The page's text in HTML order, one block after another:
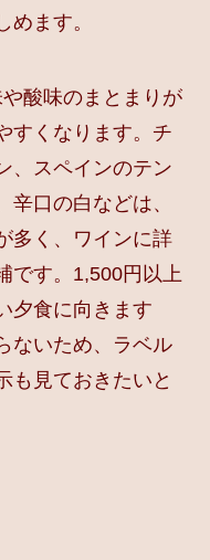
ます。
酸味のまとまりが
すくなります。チ
、スペインのテン
口の白などは、
多く、ワインに詳
です。1,500円以上
夕食に向きます
ないため、ラベル
も見ておきたいと